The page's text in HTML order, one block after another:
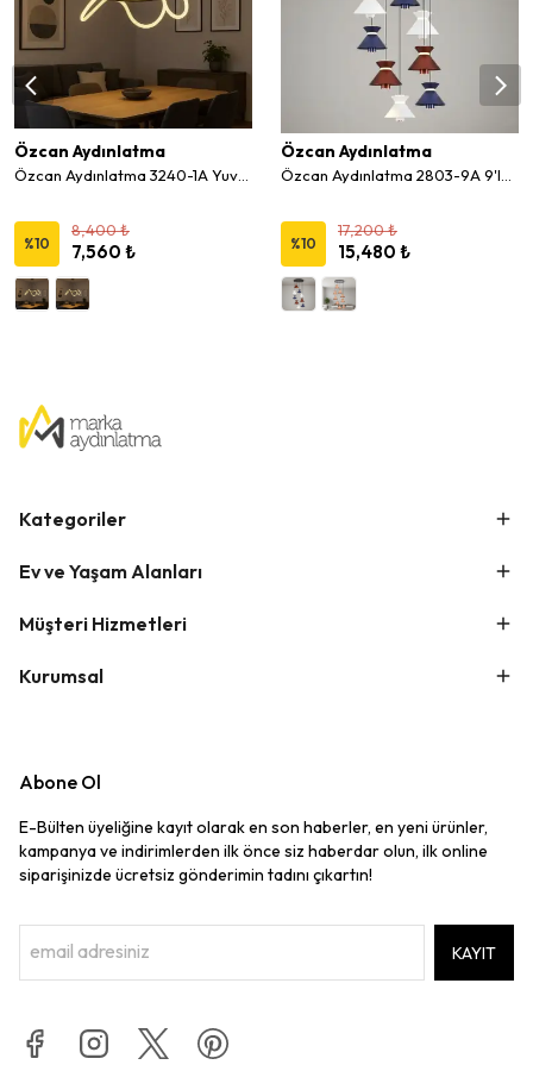
Özcan Aydınlatma
%10
8,400 ₺
7,560 ₺
Özcan Aydınlatma
%10
17,200 ₺
15,480 ₺
Kategoriler
Ev ve Yaşam Alanları
Müşteri Hizmetleri
Kurumsal
Abone Ol
E-Bülten üyeliğine kayıt olarak en son haberler, en yeni ürünler,
kampanya ve indirimlerden ilk önce siz haberdar olun, ilk online
siparişinizde ücretsiz gönderimin tadını çıkartın!
KAYIT